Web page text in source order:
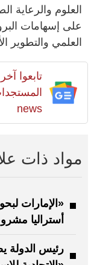
العلوم والرعاية
على إسهامات
العلمي والتطوير
تابعوا
news
مواد ذات
«الإمارات
أستراليا
رئيس الدولة